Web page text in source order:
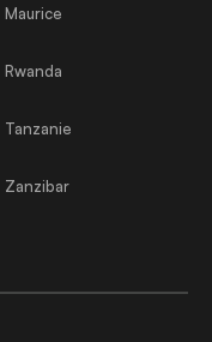
Maurice
Rwanda
Tanzanie
Zanzibar